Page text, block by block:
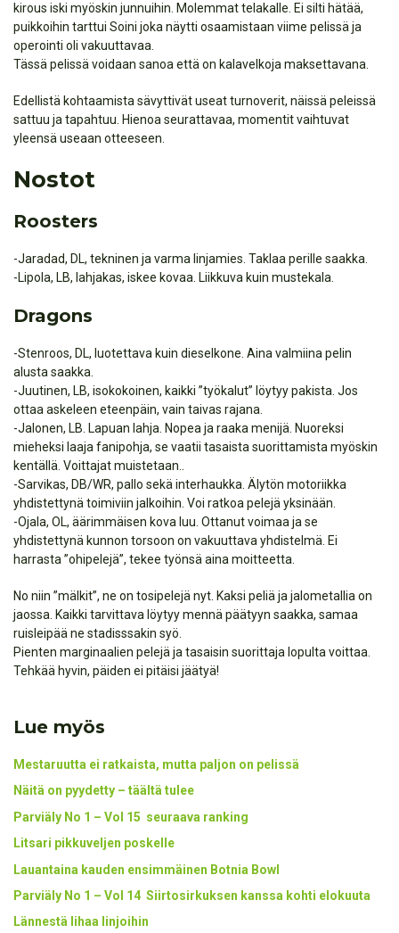
kirous iski myöskin junnuihin. Molemmat telakalle. Ei silti hätää,
puikkoihin tarttui Soini joka näytti osaamistaan viime pelissä ja
operointi oli vakuuttavaa.
Tässä pelissä voidaan sanoa että on kalavelkoja maksettavana.
Edellistä kohtaamista sävyttivät useat turnoverit, näissä peleissä
sattuu ja tapahtuu. Hienoa seurattavaa, momentit vaihtuvat
yleensä useaan otteeseen.
Nostot
Roosters
-Jaradad, DL, tekninen ja varma linjamies. Taklaa perille saakka.
-Lipola, LB, lahjakas, iskee kovaa. Liikkuva kuin mustekala.
Dragons
-Stenroos, DL, luotettava kuin dieselkone. Aina valmiina pelin
alusta saakka.
-Juutinen, LB, isokokoinen, kaikki ”työkalut” löytyy pakista. Jos
ottaa askeleen eteenpäin, vain taivas rajana.
-Jalonen, LB. Lapuan lahja. Nopea ja raaka menijä. Nuoreksi
mieheksi laaja fanipohja, se vaatii tasaista suorittamista myöskin
kentällä. Voittajat muistetaan..
-Sarvikas, DB/WR, pallo sekä interhaukka. Älytön motoriikka
yhdistettynä toimiviin jalkoihin. Voi ratkoa pelejä yksinään.
-Ojala, OL, äärimmäisen kova luu. Ottanut voimaa ja se
yhdistettynä kunnon torsoon on vakuuttava yhdistelmä. Ei
harrasta ”ohipelejä”, tekee työnsä aina moitteetta.
No niin ”mälkit”, ne on tosipelejä nyt. Kaksi peliä ja jalometallia on
jaossa. Kaikki tarvittava löytyy mennä päätyyn saakka, samaa
ruisleipää ne stadisssakin syö.
Pienten marginaalien pelejä ja tasaisin suorittaja lopulta voittaa.
Tehkää hyvin, päiden ei pitäisi jäätyä!
Lue myös
Mestaruutta ei ratkaista, mutta paljon on pelissä
Näitä on pyydetty – täältä tulee
Parviäly No 1 – Vol 15 seuraava ranking
Litsari pikkuveljen poskelle
Lauantaina kauden ensimmäinen Botnia Bowl
Parviäly No 1 – Vol 14 Siirtosirkuksen kanssa kohti elokuuta
Lännestä lihaa linjoihin